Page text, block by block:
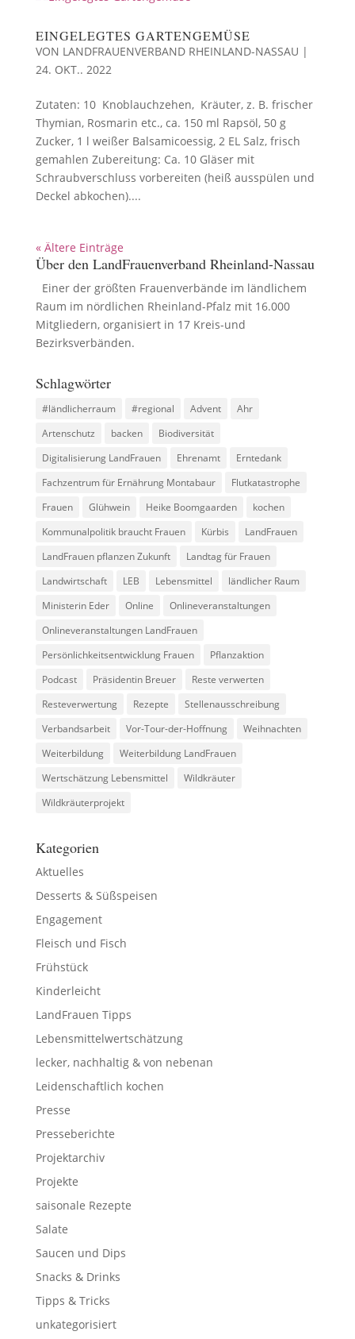
EINGELEGTES GARTENGEMÜSE
VON LANDFRAUENVERBAND RHEINLAND-NASSAU |
24. OKT.. 2022
Zutaten: 10 Knoblauchzehen, Kräuter, z. B. frischer
Thymian, Rosmarin etc., ca. 150 ml Rapsöl, 50 g
Zucker, 1 l weißer Balsamicoessig, 2 EL Salz, frisch
gemahlen Zubereitung: Ca. 10 Gläser mit
Schraubverschluss vorbereiten (heiß ausspülen und
Deckel abkochen)....
« Ältere Einträge
Über den LandFrauenverband Rheinland-Nassau
Einer der größten Frauenverbände im ländlichem
Raum im nördlichen Rheinland-Pfalz mit 16.000
Mitgliedern, organisiert in 17 Kreis-und
Bezirksverbänden.
Schlagwörter
#ländlicherraum #regional Advent
Ahr
Artenschutz
backen
Biodiversität
Digitalisierung LandFrauen
Ehrenamt
Erntedank
Fachzentrum für Ernährung Montabaur
Flutkatastrophe
Frauen
Glühwein Heike Boomgaarden
kochen
Kommunalpolitik braucht Frauen
Kürbis
LandFrauen
LandFrauen pflanzen Zukunft
Landtag für Frauen
Landwirtschaft
LEB Lebensmittel
ländlicher Raum
Ministerin Eder
Online
Onlineveranstaltungen
Onlineveranstaltungen LandFrauen
Persönlichkeitsentwicklung Frauen
Pflanzaktion
Podcast
Präsidentin Breuer
Reste verwerten
Resteverwertung
Rezepte
Stellenausschreibung
Verbandsarbeit
Vor-Tour-der-Hoffnung
Weihnachten
Weiterbildung
Weiterbildung LandFrauen
Wertschätzung Lebensmittel
Wildkräuter
Wildkräuterprojekt
Kategorien
Aktuelles
Desserts & Süßspeisen
Engagement
Fleisch und Fisch
Frühstück
Kinderleicht
LandFrauen Tipps
Lebensmittelwertschätzung
lecker, nachhaltig & von nebenan
Leidenschaftlich kochen
Presse
Presseberichte
Projektarchiv
Projekte
saisonale Rezepte
Salate
Saucen und Dips
Snacks & Drinks
Tipps & Tricks
unkategorisiert